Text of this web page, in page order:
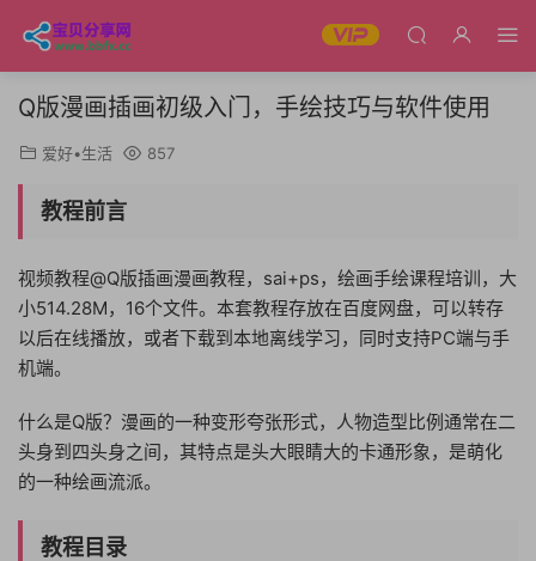
Q版漫画插画初级入门，手绘技巧与软件使用
爱好•生活 857
教程前言
视频教程@Q版插画漫画教程，sai+ps，绘画手绘课程培训，大
小514.28M，16个文件。本套教程存放在百度网盘，可以转存
以后在线播放，或者下载到本地离线学习，同时支持PC端与手
机端。
什么是Q版？漫画的一种变形夸张形式，人物造型比例通常在二
头身到四头身之间，其特点是头大眼睛大的卡通形象，是萌化
的一种绘画流派。
教程目录